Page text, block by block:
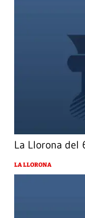
La Llorona del
LA LLORONA